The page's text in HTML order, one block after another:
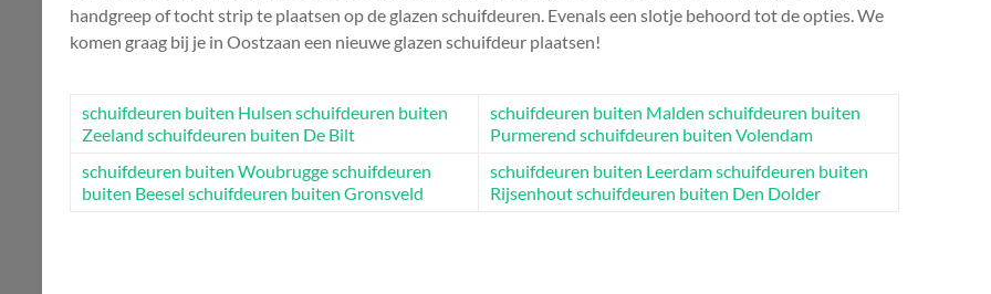
handgreep of tocht strip te plaatsen op de glazen schuifdeuren. Evenals een slotje behoord tot de opties. We
komen graag bij je in Oostzaan een nieuwe glazen schuifdeur plaatsen!
schuifdeuren buiten Hulsen schuifdeuren buiten
Zeeland schuifdeuren buiten De Bilt
schuifdeuren buiten Malden schuifdeuren buiten
Purmerend schuifdeuren buiten Volendam
schuifdeuren buiten Woubruggeschuifdeuren
buiten Beesel schuifdeuren buiten Gronsveld
schuifdeuren buiten Leerdamschuifdeuren buiten
Rijsenhoutschuifdeuren buiten Den Dolder